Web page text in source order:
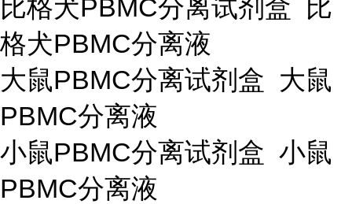
比格犬PBMC分离试剂盒 比
格犬PBMC分离液
大鼠PBMC分离试剂盒 大鼠
PBMC分离液
小鼠PBMC分离试剂盒 小鼠
PBMC分离液